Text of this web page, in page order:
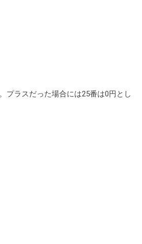
プラスだった場合には25番は0円とし